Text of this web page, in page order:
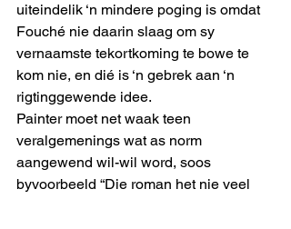
uiteindelik ‘n mindere poging is omdat
Fouché nie daarin slaag om sy
vernaamste tekortkoming te bowe te
kom nie, en dié is ‘n gebrek aan ‘n
rigtinggewende idee.
Painter moet net waak teen
veralgemenings wat as norm
aangewend wil-wil word, soos
byvoorbeeld “Die roman het nie veel